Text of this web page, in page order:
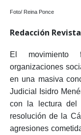
Foto/ Reina Ponce
Redacción
El movimiento
organizaciones
en una masiva
Judicial Isidro
con la lectura del
resolución de la
agresiones